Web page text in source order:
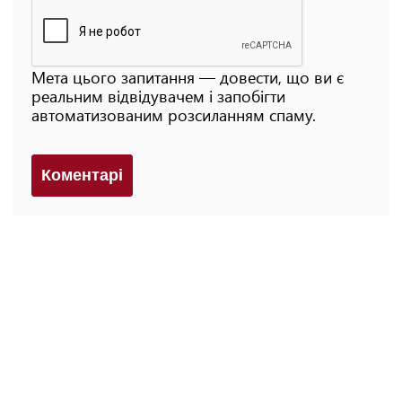
Мета цього запитання — довести, що ви є
реальним відвідувачем і запобігти
автоматизованим розсиланням спаму.
Коментарi